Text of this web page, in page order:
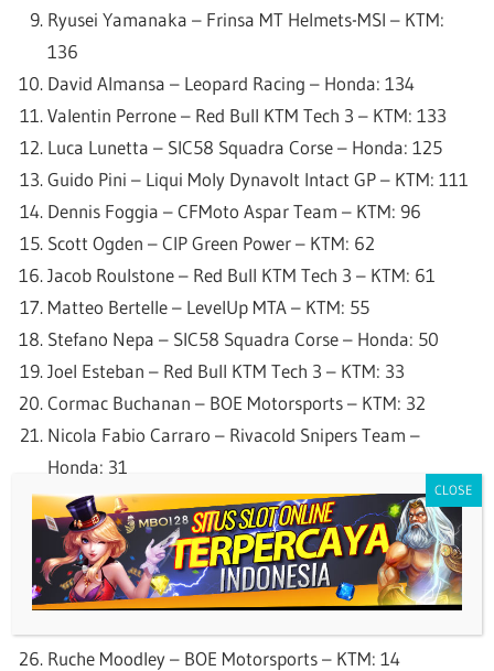
Ryusei Yamanaka – Frinsa MT Helmets-MSI – KTM:
136
David Almansa – Leopard Racing – Honda: 134
Valentin Perrone – Red Bull KTM Tech 3 – KTM: 133
Luca Lunetta – SIC58 Squadra Corse – Honda: 125
Guido Pini – Liqui Moly Dynavolt Intact GP – KTM: 111
Dennis Foggia – CFMoto Aspar Team – KTM: 96
Scott Ogden – CIP Green Power – KTM: 62
Jacob Roulstone – Red Bull KTM Tech 3 – KTM: 61
Matteo Bertelle – LevelUp MTA – KTM: 55
Stefano Nepa – SIC58 Squadra Corse – Honda: 50
Joel Esteban – Red Bull KTM Tech 3 – KTM: 33
Cormac Buchanan – BOE Motorsports – KTM: 32
Nicola Fabio Carraro – Rivacold Snipers Team –
Honda: 31
Riccardo Rossi – Rivacold Snipers Team – Honda: 24
Marcos Uriarte – MLav Racing Honda – Honda: 22
Marco Morelli – MLav Racing Honda – Honda: 21
Casey O’Gorman – Liqui Moly Dynavolt Intact GP –
Ruche Moodley – BOE Motorsports – KTM: 14